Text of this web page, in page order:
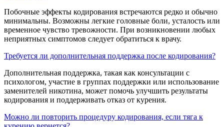
Побочные эффекты кодирования встречаются редко и обычно
минимальны. Возможны легкие головные боли, усталость или
временное чувство тревожности. При возникновении любых
неприятных симптомов следует обратиться к врачу.
Требуется ли дополнительная поддержка после кодирования?
Дополнительная поддержка, такая как консультации с
психологом, участие в группах поддержки или использование
заменителей никотина, может помочь улучшить результаты
кодирования и поддерживать отказ от курения.
Можно ли повторить процедуру кодирования, если тяга к